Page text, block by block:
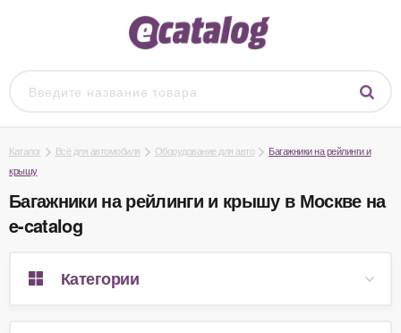
Каталог Всё для автомобиля Оборудование для авто
Багажники на рейлинги и
крышу
Багажники на рейлинги и крышу в Москве на
e-catalog
Категории